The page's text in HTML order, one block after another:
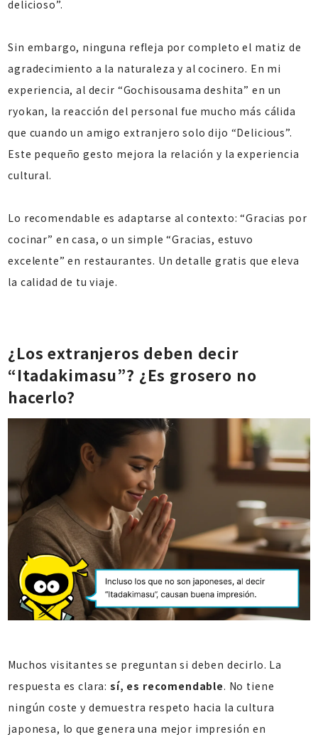
delicioso”.
Sin embargo, ninguna refleja por completo el matiz de
agradecimiento a la naturaleza y al cocinero. En mi
experiencia, al decir “Gochisousama deshita” en un
ryokan, la reacción del personal fue mucho más cálida
que cuando un amigo extranjero solo dijo “Delicious”.
Este pequeño gesto mejora la relación y la experiencia
cultural.
Lo recomendable es adaptarse al contexto: “Gracias por
cocinar” en casa, o un simple “Gracias, estuvo
excelente” en restaurantes. Un detalle gratis que eleva
la calidad de tu viaje.
¿Los extranjeros deben decir
“Itadakimasu”? ¿Es grosero no
hacerlo?
Muchos visitantes se preguntan si deben decirlo. La
respuesta es clara: sí, es recomendable. No tiene
ningún coste y demuestra respeto hacia la cultura
japonesa, lo que genera una mejor impresión en